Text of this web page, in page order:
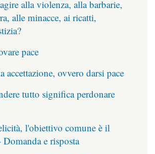
alla violenza, alla barbarie,
alle minacce, ai ricatti,
pace
accettazione, ovvero darsi pace
tutto significa perdonare
l'obiettivo comune è il
Domanda e risposta